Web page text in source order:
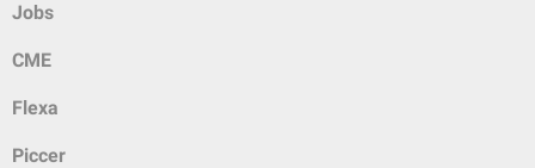
Jobs
CME
Flexa
Piccer